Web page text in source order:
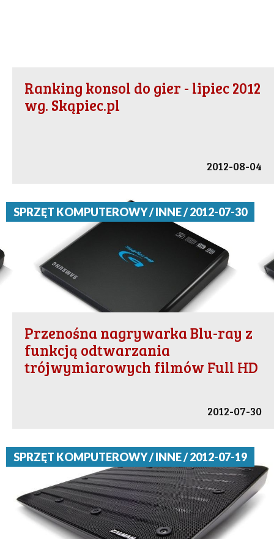
Ranking konsol do gier - lipiec 2012
wg. Skąpiec.pl
2012-08-04
SPRZĘT KOMPUTEROWY / INNE / 2012-07-30
Przenośna nagrywarka Blu-ray z
funkcją odtwarzania
trójwymiarowych filmów Full HD
2012-07-30
SPRZĘT KOMPUTEROWY / INNE / 2012-07-19